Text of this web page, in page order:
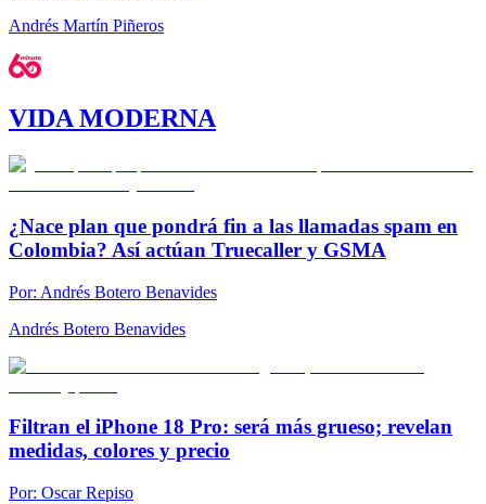
Andrés Martín Piñeros
VIDA MODERNA
¿Nace plan que pondrá fin a las llamadas spam en
Colombia? Así actúan Truecaller y GSMA
Por: Andrés Botero Benavides
Andrés Botero Benavides
Filtran el iPhone 18 Pro: será más grueso; revelan
medidas, colores y precio
Por: Oscar Repiso